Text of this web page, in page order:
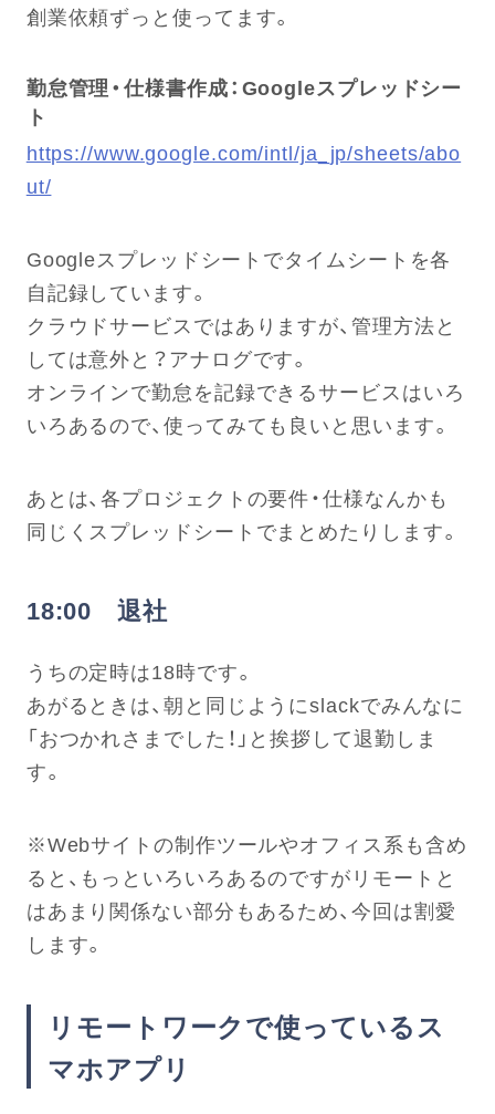
創業依頼ずっと使ってます。
勤怠管理・仕様書作成：Googleスプレッドシー
ト
https://www.google.com/intl/ja_jp/sheets/abo
ut/
Googleスプレッドシートでタイムシートを各
自記録しています。
クラウドサービスではありますが、管理方法と
しては意外と？アナログです。
オンラインで勤怠を記録できるサービスはいろ
いろあるので、使ってみても良いと思います。
あとは、各プロジェクトの要件・仕様なんかも
同じくスプレッドシートでまとめたりします。
18:00 退社
うちの定時は18時です。
あがるときは、朝と同じようにslackでみんなに
「おつかれさまでした！」と挨拶して退勤しま
す。
※Webサイトの制作ツールやオフィス系も含め
ると、もっといろいろあるのですがリモートと
はあまり関係ない部分もあるため、今回は割愛
します。
リモートワークで使っているス
マホアプリ